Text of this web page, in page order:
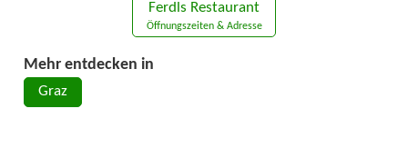
Ferdls Restaurant
Öffnungszeiten & Adresse
Mehr entdecken in
Graz